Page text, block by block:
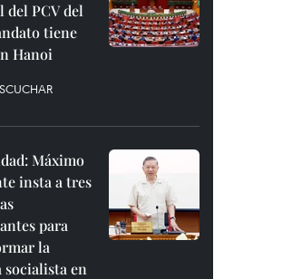
del PCV del
tiene
Hanoi
Máximo
insta a tres
para
la
en